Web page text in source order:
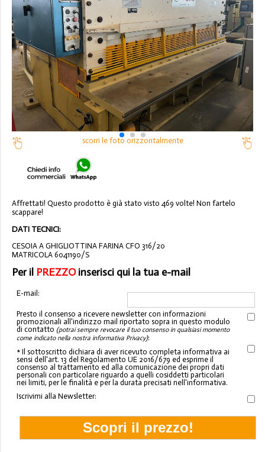
scorri le foto orizzontalmente
Affrettati! Questo prodotto è già stato visto 469 volte! Non fartelo
scappare!
DATI TECNICI:
CESOIA A GHIGLIOTTINA FARINA CFO 316/20
MATRICOLA 6041190/S
Per il PREZZOinserisci qui la tua e-mail
E-mail:
Presto il consenso a ricevere newsletter con informazioni
promozionali all'indirizzo mail riportato sopra in questo modulo
di contatto (potrai sempre revocare il tuo consenso in qualsiasi momento
come indicato nella nostra informativa Privacy):
* Il sottoscritto dichiara di aver ricevuto completa informativa ai
sensi dell'art. 13 del Regolamento UE 2016/679 ed esprime il
consenso al trattamento ed alla comunicazione dei propri dati
personali con particolare riguardo a quelli cosiddetti particolari
nei limiti, per le finalità e per la durata precisati nell'informativa.
Iscrivimi alla Newsletter: